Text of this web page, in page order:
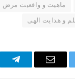
ماهیت و واقعیت مرض
و هدایت الهی
Email